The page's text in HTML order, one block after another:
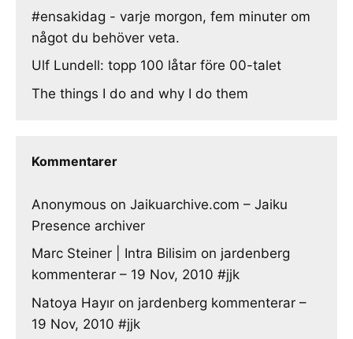
#ensakidag - varje morgon, fem minuter om
något du behöver veta.
Ulf Lundell: topp 100 låtar före 00-talet
The things I do and why I do them
Kommentarer
Anonymous on Jaikuarchive.com – Jaiku
Presence archiver
Marc Steiner | Intra Bilisim on jardenberg
kommenterar – 19 Nov, 2010 #jjk
Natoya Hayır on jardenberg kommenterar –
19 Nov, 2010 #jjk